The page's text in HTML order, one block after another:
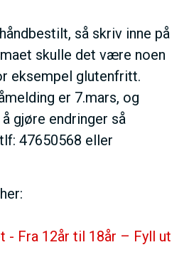
så skriv inne på
skulle det være noen
eksempel glutenfritt.
er 7.mars, og
gjøre endringer så
47650568 eller
- Fra 12år til 18år – Fyll ut